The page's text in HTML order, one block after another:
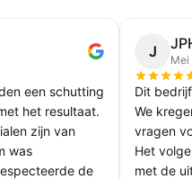
een schutting
het resultaat.
zijn van
was
de
J
Dit
We
vragen
Het
met de